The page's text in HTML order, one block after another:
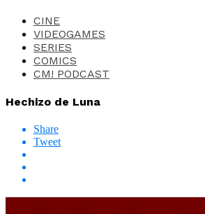
CINE
VIDEOGAMES
SERIES
COMICS
CM! PODCAST
Hechizo de Luna
Share
Tweet